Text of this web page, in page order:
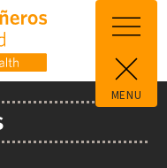
MENU